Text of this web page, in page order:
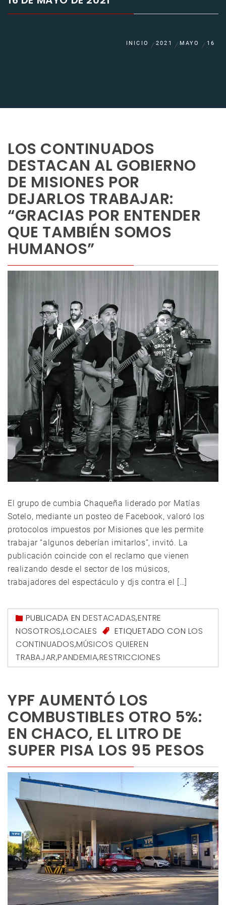
INICIO 2021 MAYO 16
LOS CONTINUADOS
DESTACAN AL GOBIERNO
DE MISIONES POR
DEJARLOS TRABAJAR:
“GRACIAS POR ENTENDER
QUE TAMBIÉN SOMOS
HUMANOS”
El grupo de cumbia Chaqueña liderado por Matías
Sotelo, mediante un posteo de Facebook, valoró los
protocolos impuestos por Misiones que les permite
trabajar “algunos deberían imitarlos”, invitó. La
publicación coincide con el reclamo que vienen
realizando desde el sector de los músicos,
trabajadores del espectáculo y djs contra el […]
PUBLICADA ENDESTACADAS,ENTRE
NOSOTROS,LOCALES ETIQUETADO CON LOS
CONTINUADOS,MÚSICOS QUIEREN
TRABAJAR,PANDEMIA,RESTRICCIONES
YPF AUMENTÓ LOS
COMBUSTIBLES OTRO 5%:
EN CHACO, EL LITRO DE
SUPER PISA LOS 95 PESOS